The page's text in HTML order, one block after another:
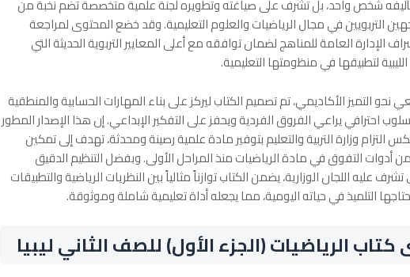
شخص واحد، بل تشرف على صياغته وتطويره لجنة علمية متخصصة تضم نخبة من
التربويين في مجال الرياضيات والعلوم التعليمية. وقد خضع المحتوى لمراجعة
الإدارة العامة للمناهج لضمان توافقه مع أعلى المعايير التربوية الحديثة التي
لتطبيقها في منظومتها التعليمية.
نحو التميز الأكاديمي، تم تصميم الكتاب ليركز على بناء المهارات الحسابية والمنطقية
احترافي يراعي الفروق الفردية ويحفز على التفكير الإبداعي. إن هذا الإصدار المطور
2026 يعكس التزام وزارة التربية والتعليم بتوفير مادة علمية رصينة ومحدثة، تهدف إلى تمكين
من أدوات التفوق في مادة الرياضيات منذ المراحل الأولى. وبفضل التنظيم الدقيق
عليه اللجان الوزارية، يضمن الكتاب توازناً مثالياً بين النظريات الرياضية والتطبيقات
التلميذ في حياته اليومية، مما يجعله أداة تعليمية شاملة وموثوقة.
الرياضيات (الجزء الأول) للصف الثاني ليبيا